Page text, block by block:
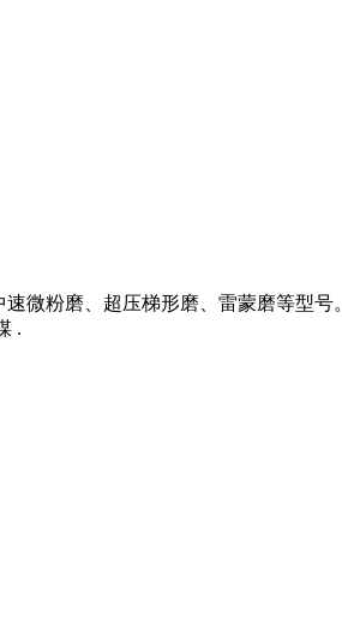
微粉磨、超压梯形磨、雷蒙磨等型
.